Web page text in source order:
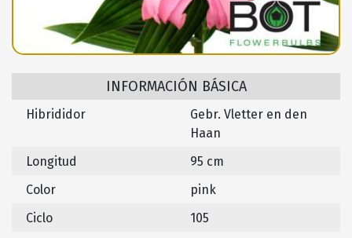
INFORMACIÓN BÁSICA
Hibrididor
Gebr. Vletter en den
Haan
Longitud
95 cm
Color
pink
Ciclo
105